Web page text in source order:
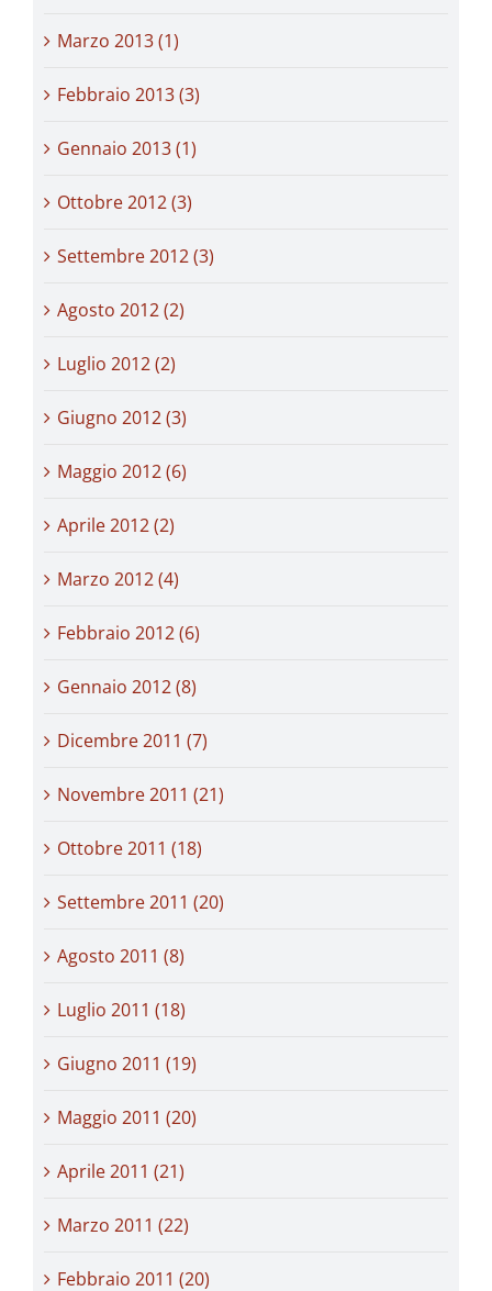
Marzo 2013 (1)
Febbraio 2013 (3)
Gennaio 2013 (1)
Ottobre 2012 (3)
Settembre 2012 (3)
Agosto 2012 (2)
Luglio 2012 (2)
Giugno 2012 (3)
Maggio 2012 (6)
Aprile 2012 (2)
Marzo 2012 (4)
Febbraio 2012 (6)
Gennaio 2012 (8)
Dicembre 2011 (7)
Novembre 2011 (21)
Ottobre 2011 (18)
Settembre 2011 (20)
Agosto 2011 (8)
Luglio 2011 (18)
Giugno 2011 (19)
Maggio 2011 (20)
Aprile 2011 (21)
Marzo 2011 (22)
Febbraio 2011 (20)